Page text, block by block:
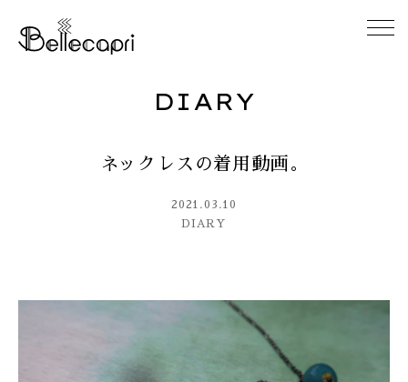
ACCESS
DIARY
ネックレスの着用動画。
2021.03.10
DIARY